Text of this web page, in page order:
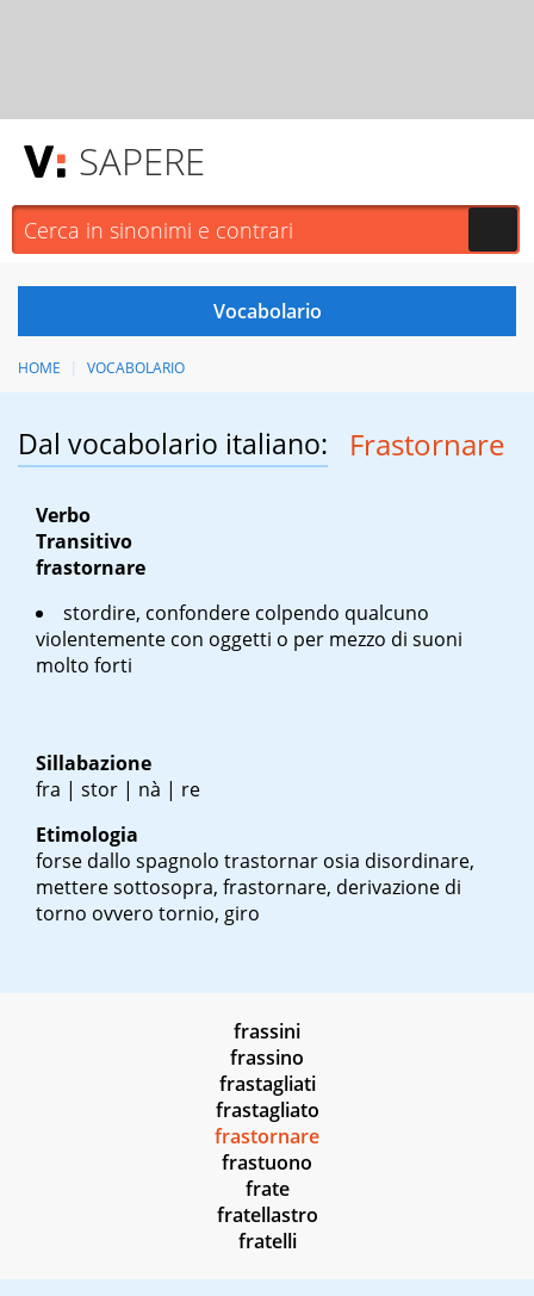
SAPERE
HOME VOCABOLARIO
Dal vocabolario italiano: Frastornare
Verbo
Transitivo
frastornare
stordire, confondere colpendo qualcuno
violentemente con oggetti o per mezzo di suoni
molto forti
Sillabazione
fra | stor | nà | re
Etimologia
forse dallo spagnolo trastornar osia disordinare,
mettere sottosopra, frastornare, derivazione di
torno ovvero tornio, giro
frassini
frassino
frastagliati
frastagliato
frastornare
frastuono
frate
fratellastro
fratelli